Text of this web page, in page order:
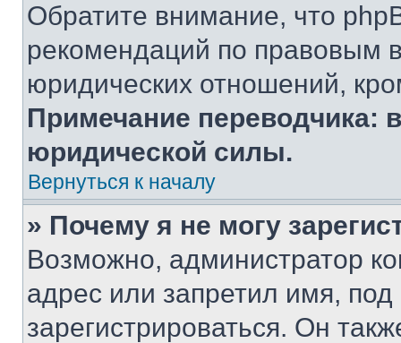
Обратите внимание, что
рекомендаций по правовым
юридических отношений,
Примечание переводчика:
юридической силы.
Вернуться к началу
» Почему я не могу
Возможно, администратор
адрес или запретил имя,
зарегистрироваться. Он